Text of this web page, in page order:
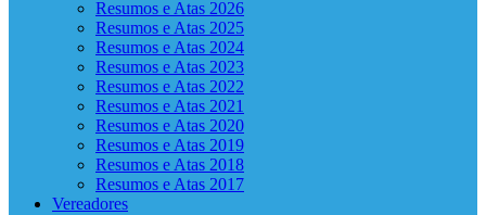
Resumos e Atas 2026
Resumos e Atas 2025
Resumos e Atas 2024
Resumos e Atas 2023
Resumos e Atas 2022
Resumos e Atas 2021
Resumos e Atas 2020
Resumos e Atas 2019
Resumos e Atas 2018
Resumos e Atas 2017
Vereadores